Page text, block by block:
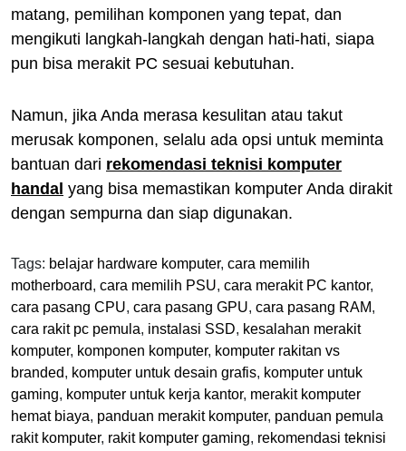
matang, pemilihan komponen yang tepat, dan
mengikuti langkah-langkah dengan hati-hati, siapa
pun bisa merakit PC sesuai kebutuhan.
Namun, jika Anda merasa kesulitan atau takut
merusak komponen, selalu ada opsi untuk meminta
bantuan dari rekomendasi teknisi komputer
handal yang bisa memastikan komputer Anda dirakit
dengan sempurna dan siap digunakan.
Tags: belajar hardware komputer, cara memilih
motherboard, cara memilih PSU, cara merakit PC kantor,
cara pasang CPU, cara pasang GPU, cara pasang RAM,
cara rakit pc pemula, instalasi SSD, kesalahan merakit
komputer, komponen komputer, komputer rakitan vs
branded, komputer untuk desain grafis, komputer untuk
gaming, komputer untuk kerja kantor, merakit komputer
hemat biaya, panduan merakit komputer, panduan pemula
rakit komputer, rakit komputer gaming, rekomendasi teknisi